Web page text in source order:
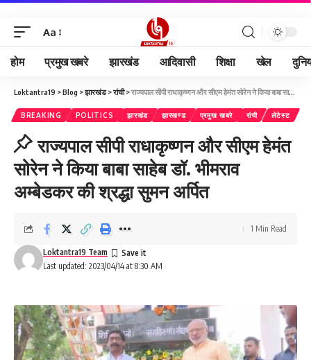
Aa
होम प्रमुख खबरे झारखंड आदिवासी शिक्षा खेल
Loktantra19 >Blog >झारखंड>रांची>राज्यपाल सीपी राधाकृष्णन और सीएम हेमंत सोरेन ने किया बाबा साहेब डॉ. भीमराव अम्बेडकर की श्रद्धा सुमन अर्पित
BREAKING POLITICS झारखंड झारखण्ड प्रमुख खबरे रांची लेटेस्ट
राज्यपाल सीपी राधाकृष्णन और सीएम हेमंत
सोरेन ने किया बाबा साहेब डॉ. भीमराव
अम्बेडकर की श्रद्धा सुमन अर्पित
Last updated: 2023/04/14 at 8:30 AM
Loktantra19 Team
1 Min Read